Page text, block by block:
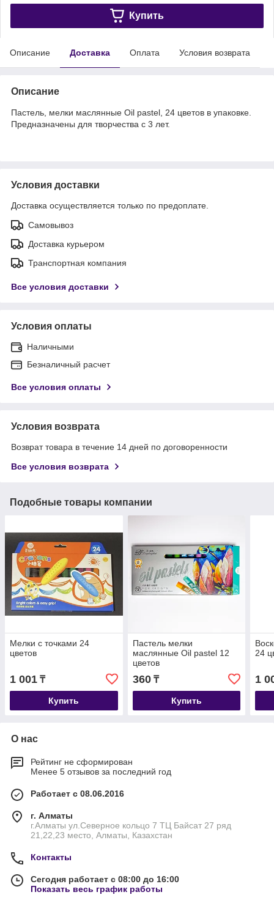
Купить
Описание Доставка Оплата Условия возврата
Описание
Пастель, мелки маслянные Oil pastel, 24 цветов в упаковке.
Предназначены для творчества с 3 лет.
Условия доставки
Доставка осуществляется только по предоплате.
Самовывоз
Доставка курьером
Транспортная компания
Все условия доставки
Условия оплаты
Наличными
Безналичный расчет
Все условия оплаты
Условия возврата
Возврат товара в течение 14 дней по договоренности
Все условия возврата
Подобные товары компании
Мелки с точками 24
цветов
1 001 ₸
Купить
Пастель мелки
маслянные Oil pastel 12
цветов
360₸
Купить
24
1
О нас
Рейтинг не сформирован
Менее 5 отзывов за последний год
Работает с 08.06.2016
г. Алматы
г.Алматы ул.Северное кольцо 7 ТЦ Байсат 27 ряд
21,22,23 место, Алматы, Казахстан
Контакты
Сегодня работает с 08:00 до 16:00
Показать весь график работы